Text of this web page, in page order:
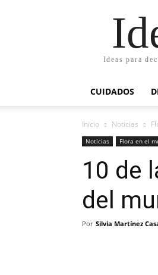
Ideas para
CUIDADOS
Inicio Noticias
Noticias Flora en el
10 de
del
Por Silvia Martínez